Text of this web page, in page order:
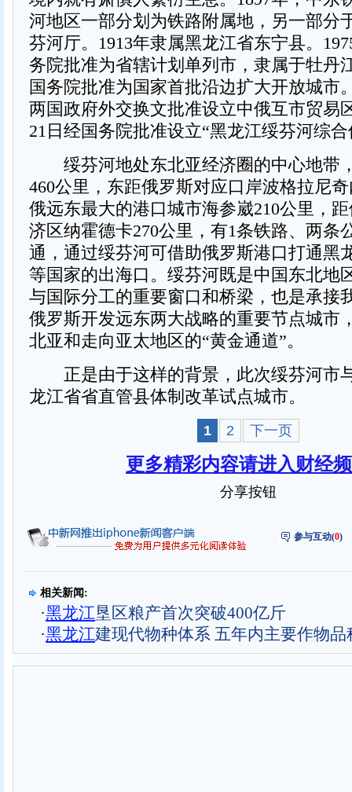
河地区一部分划为铁路附属地，另一部分
芬河厅。1913年隶属黑龙江省东宁县。
务院批准为省辖计划单列市，隶属于牡丹
国务院批准为国家首批沿边扩大开放城市
两国政府外交换文批准设立中俄互市贸易
21日经国务院批准设立“黑龙江绥芬河综
绥芬河地处东北亚经济圈的中心地带
460公里，东距俄罗斯对应口岸波格拉尼
俄远东最大的港口城市海参崴210公里，
济区纳霍德卡270公里，有1条铁路、两条
通，通过绥芬河可借助俄罗斯港口打通黑
等国家的出海口。绥芬河既是中国东北地
与国际分工的重要窗口和桥梁，也是承接
俄罗斯开发远东两大战略的重要节点城市
北亚和走向亚太地区的“黄金通道”。
正是由于这样的背景，此次绥芬河市
龙江省省直管县体制改革试点城市。
1 2 下一页
更多精彩内容请进入财经
分享按钮
参与互动(0)
相关新闻:
·黑龙江垦区粮产首次突破400亿斤
·黑龙江建现代物种体系 五年内主要作物品